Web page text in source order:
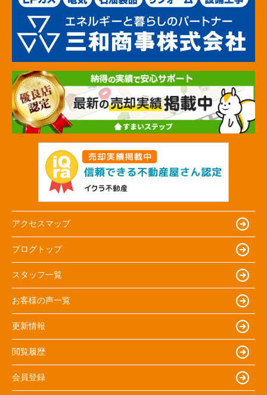
アクセスマップ
ブログトップ
スタッフ一覧
お客様の声一覧
更新情報
閲覧履歴
会員登録